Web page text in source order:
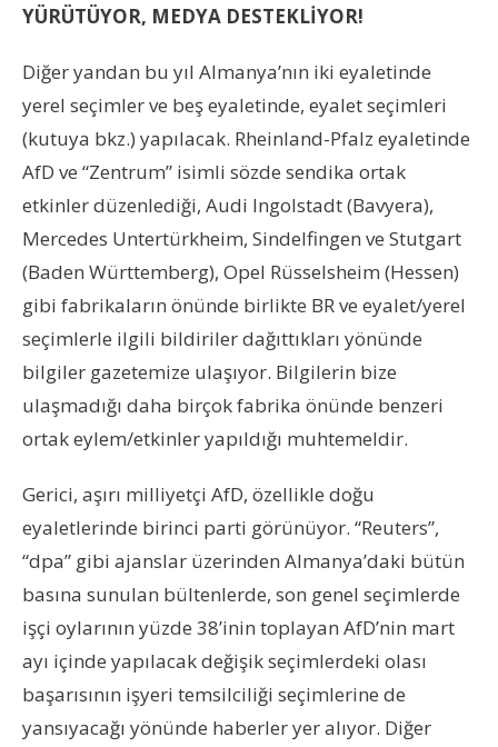
YÜRÜTÜYOR, MEDYA DESTEKLİYOR!
Diğer yandan bu yıl Almanya’nın iki eyaletinde
yerel seçimler ve beş eyaletinde, eyalet seçimleri
(kutuya bkz.) yapılacak. Rheinland-Pfalz eyaletinde
AfD ve “Zentrum” isimli sözde sendika ortak
etkinler düzenlediği, Audi Ingolstadt (Bavyera),
Mercedes Untertürkheim, Sindelfingen ve Stutgart
(Baden Württemberg), Opel Rüsselsheim (Hessen)
gibi fabrikaların önünde birlikte BR ve eyalet/yerel
seçimlerle ilgili bildiriler dağıttıkları yönünde
bilgiler gazetemize ulaşıyor. Bilgilerin bize
ulaşmadığı daha birçok fabrika önünde benzeri
ortak eylem/etkinler yapıldığı muhtemeldir.
Gerici, aşırı milliyetçi AfD, özellikle doğu
eyaletlerinde birinci parti görünüyor. “Reuters”,
“dpa” gibi ajanslar üzerinden Almanya’daki bütün
basına sunulan bültenlerde, son genel seçimlerde
işçi oylarının yüzde 38’inin toplayan AfD’nin mart
ayı içinde yapılacak değişik seçimlerdeki olası
başarısının işyeri temsilciliği seçimlerine de
yansıyacağı yönünde haberler yer alıyor. Diğer